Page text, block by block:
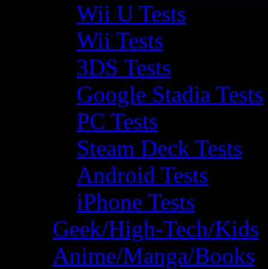
Wii U Tests
Wii Tests
3DS Tests
Google Stadia Tests
PC Tests
Steam Deck Tests
Android Tests
iPhone Tests
Geek/High-Tech/Kids
Anime/Manga/Books